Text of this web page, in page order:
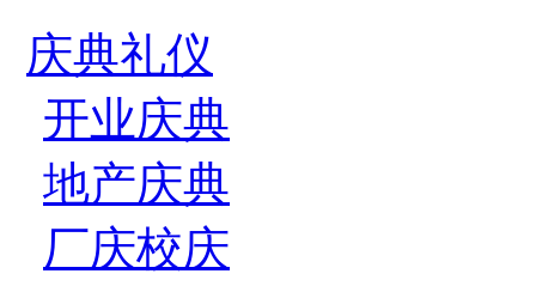
庆典礼仪
开业庆典
地产庆典
厂庆校庆